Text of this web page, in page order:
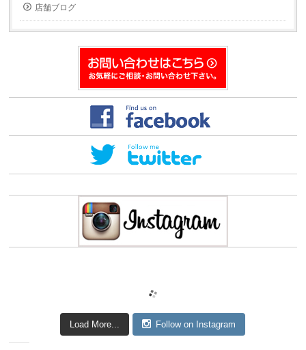
ィ
ド
ウ
ま
す)
店舗ブログ
Load More... Follow on Instagram